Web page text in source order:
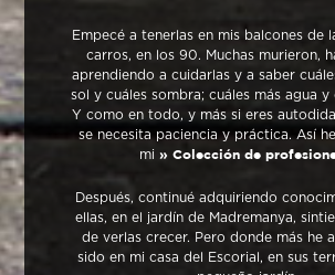
Empecé a tenerlas en mis balcones de
carros, en los 90. Muchas murieron,
aprendiendo a cuidarlas y a saber
sol y cuáles sombra; cuáles más agua y
Y como en todo, y más si eres
se necesita paciencia y práctica. Así
mi » Colección de
Después, continué adquiriendo
ellas, en el jardín de Madremanya,
de verlas crecer. Pero donde más he
sido en mi casa del Escorial, en sus